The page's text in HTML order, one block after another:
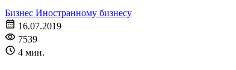
Бизнес Иностранному бизнесу
16.07.2019
7539
4 мин.